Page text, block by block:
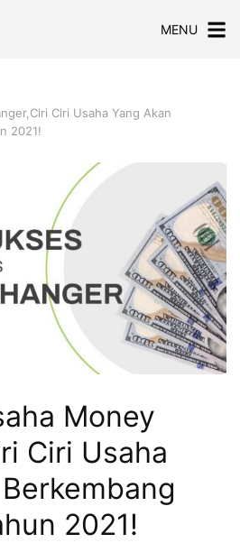
MENU
Ciri Usaha Yang Akan
2021!
Money
Ciri Usaha
2021!